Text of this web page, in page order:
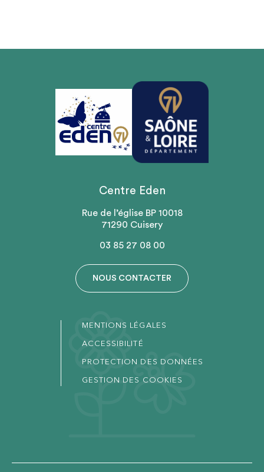
Centre Eden
Rue de l’église BP 10018
71290 Cuisery
03 85 27 08 00
NOUS CONTACTER
MENTIONS LÉGALES
ACCESSIBILITÉ
PROTECTION DES DONNÉES
GESTION DES COOKIES